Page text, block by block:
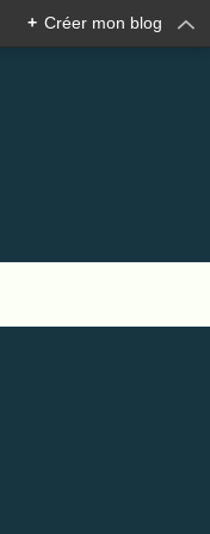
+ Créer mon blog